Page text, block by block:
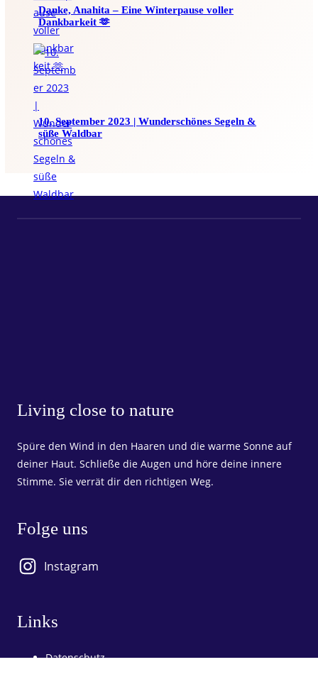
Danke, Anahita – Eine Winterpause voller
Dankbarkeit 🫶
10. September 2023 | Wunderschönes Segeln &
süße Waldbar
Living close to nature
Spüre den Wind in den Haaren und die warme Sonne auf
deiner Haut. Schließe die Augen und höre deine innere
Stimme. Sie verrät dir den richtigen Weg.
Folge uns
Instagram
Links
Datenschutz